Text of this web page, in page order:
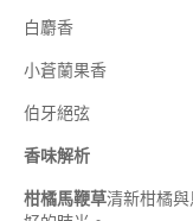
白麝香
小蒼蘭果香
伯牙絕弦
香味解析
柑橘馬鞭草清新柑橘